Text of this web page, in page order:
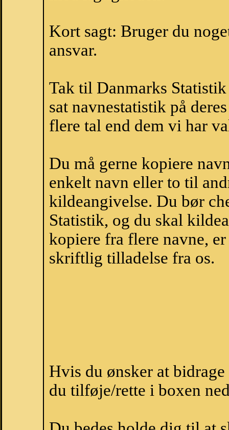
Kort sagt: Bruger du
ansvar.
Tak til Danmarks
sat navnestatistik på
flere tal end dem vi har
Du må gerne kopiere
enkelt navn eller to til
kildeangivelse. Du bør
Statistik, og du skal
kopiere fra flere navne,
skriftlig tilladelse fra os.
Hvis du ønsker at
du tilføje/rette i boxen